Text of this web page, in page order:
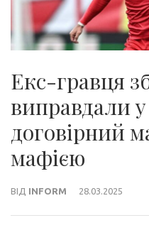
Екс-гравця
виправдали у
договірний
мафією
ВІД INFORM 28.03.2025